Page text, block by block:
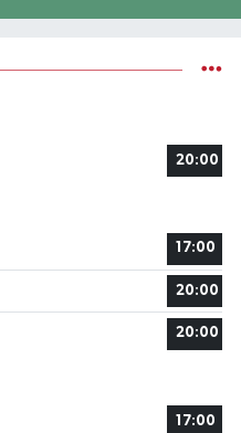
20:00
17:00
20:00
20:00
17:00